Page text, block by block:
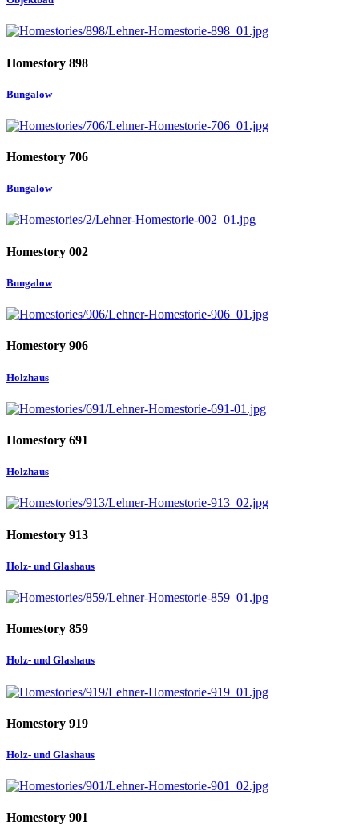
Homestory 898
Bungalow
Homestory 706
Bungalow
Homestory 002
Bungalow
Homestory 906
Holzhaus
Homestory 691
Holzhaus
Homestory 913
Holz- und Glashaus
Homestory 859
Holz- und Glashaus
Homestory 919
Holz- und Glashaus
Homestory 901